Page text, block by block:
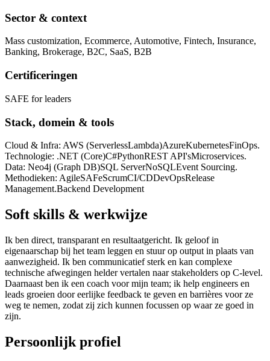
Sector & context
Mass customization, Ecommerce, Automotive, Fintech, Insurance,
Banking, Brokerage, B2C, SaaS, B2B
Certificeringen
SAFE for leaders
Stack, domein & tools
Cloud & Infra: AWS (ServerlessLambda)AzureKubernetesFinOps.
Technologie: .NET (Core)C#PythonREST API'sMicroservices.
Data: Neo4j (Graph DB)SQL ServerNoSQLEvent Sourcing.
Methodieken: AgileSAFeScrumCI/CDDevOpsRelease
Management.Backend Development
Soft skills & werkwijze
Ik ben direct, transparant en resultaatgericht. Ik geloof in
eigenaarschap bij het team leggen en stuur op output in plaats van
aanwezigheid. Ik ben communicatief sterk en kan complexe
technische afwegingen helder vertalen naar stakeholders op C-level.
Daarnaast ben ik een coach voor mijn team; ik help engineers en
leads groeien door eerlijke feedback te geven en barrières voor ze
weg te nemen, zodat zij zich kunnen focussen op waar ze goed in
zijn.
Persoonlijk profiel